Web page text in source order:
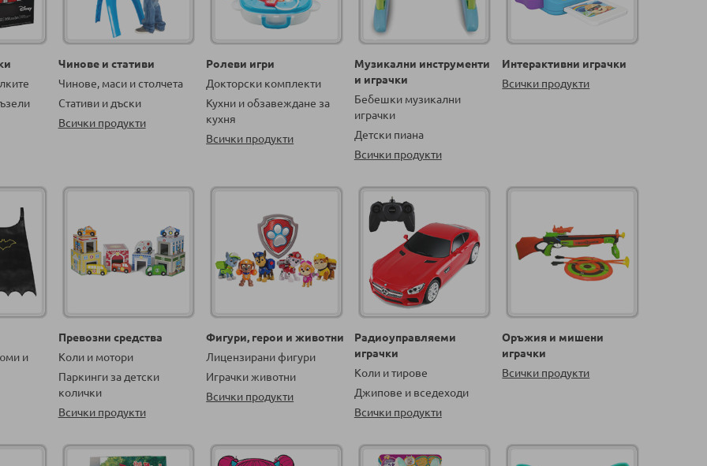
Чинове и стативи
Чинове, маси и столчета
Стативи и дъски
Всички продукти
Ролеви игри
Докторски комплекти
Кухни и обзавеждане за
кухня
Всички продукти
Музикални инструменти
и играчки
Бебешки музикални
играчки
Детски пиана
Всички продукти
Интерактивни играчки
Всички продукти
и
Превозни средства
Коли и мотори
Паркинги за детски
колички
Всички продукти
Фигури, герои и животни
Лицензирани фигури
Играчки животни
Всички продукти
Радиоуправляеми
играчки
Коли и тирове
Джипове и вседеходи
Всички продукти
Оръжия и мишени
играчки
Всички продукти